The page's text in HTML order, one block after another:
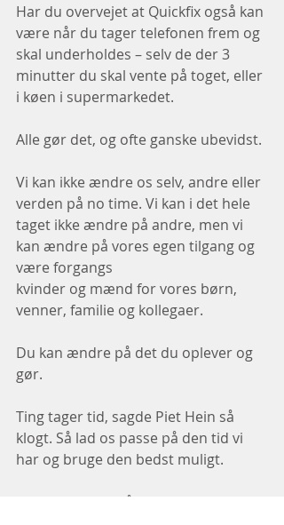
Har du overvejet at Quickfix også kan
være når du tager telefonen frem og
skal underholdes – selv de der 3
minutter du skal vente på toget, eller
i køen i supermarkedet.
Alle gør det, og ofte ganske ubevidst.
Vi kan ikke ændre os selv, andre eller
verden på no time. Vi kan i det hele
taget ikke ændre på andre, men vi
kan ændre på vores egen tilgang og
være forgangs
kvinder og mænd for vores børn,
venner, familie og kollegaer.
Du kan ændre på det du oplever og
gør.
Ting tager tid, sagde Piet Hein så
klogt. Så lad os passe på den tid vi
har og bruge den bedst muligt.
Der er mange måder at dyrke dit